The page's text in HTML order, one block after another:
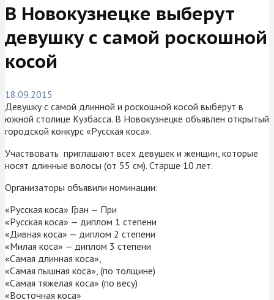
В Новокузнецке выберут
девушку с самой роскошной
косой
18.09.2015
Девушку с самой длинной и роскошной косой выберут в
южной столице Кузбасса. В Новокузнецке объявлен открытый
городской конкурс «Русская коса».
Участвовать приглашают всех девушек и женщин, которые
носят длинные волосы (от 55 см). Старше 10 лет.
Организаторы объявили номинации:
«Русская коса» Гран — При
«Русская коса» — диплом 1 степени
«Дивная коса» — диплом 2 степени
«Милая коса» — диплом 3 степени
«Самая длинная коса»,
«Самая пышная коса», (по толщине)
«Самая тяжелая коса» (по весу)
«Восточная коса»